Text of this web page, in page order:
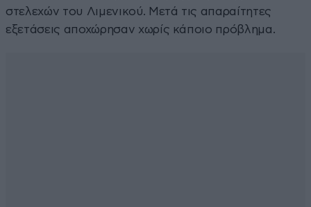
στελεχών του Λιμενικού. Μετά τις απαραίτητες
εξετάσεις αποχώρησαν χωρίς κάποιο πρόβλημα.